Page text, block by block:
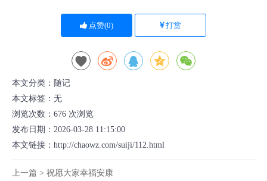
点赞(0) 打赏
本文分类： 随记
本文标签：无
浏览次数： 676 次浏览
发布日期：2026-03-28 11:15:00
本文链接： http://chaowz.com/suiji/112.html
上一篇 > 祝愿大家幸福安康